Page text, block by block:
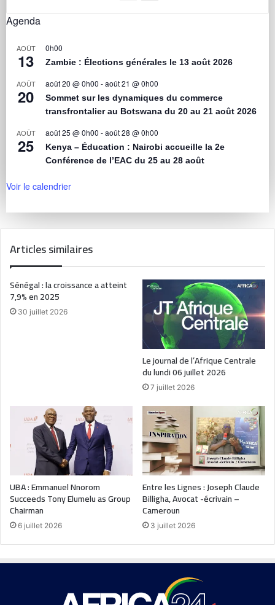
Agenda
AOÛT
13
0h00
Zambie : Élections générales le 13 août 2026
AOÛT
20
août 20 @ 0h00 -août 21 @ 0h00
Sommet sur les dynamiques du commerce
transfrontalier au Botswana du 20 au 21 août 2026
AOÛT
25
août 25 @ 0h00 -août 28 @ 0h00
Kenya – Éducation : Nairobi accueille la 2e
Conférence de l’EAC du 25 au 28 août
Voir le calendrier
Articles similaires
Sénégal : la croissance a atteint
7,9% en 2025
30 juillet 2026
Le journal de l’Afrique Centrale
du lundi 06 juillet 2026
7 juillet 2026
UBA : Emmanuel Nnorom
Succeeds Tony Elumelu as Group
Chairman
6 juillet 2026
Entre les Lignes : Joseph Claude
Billigha, Avocat -écrivain –
Cameroun
3 juillet 2026